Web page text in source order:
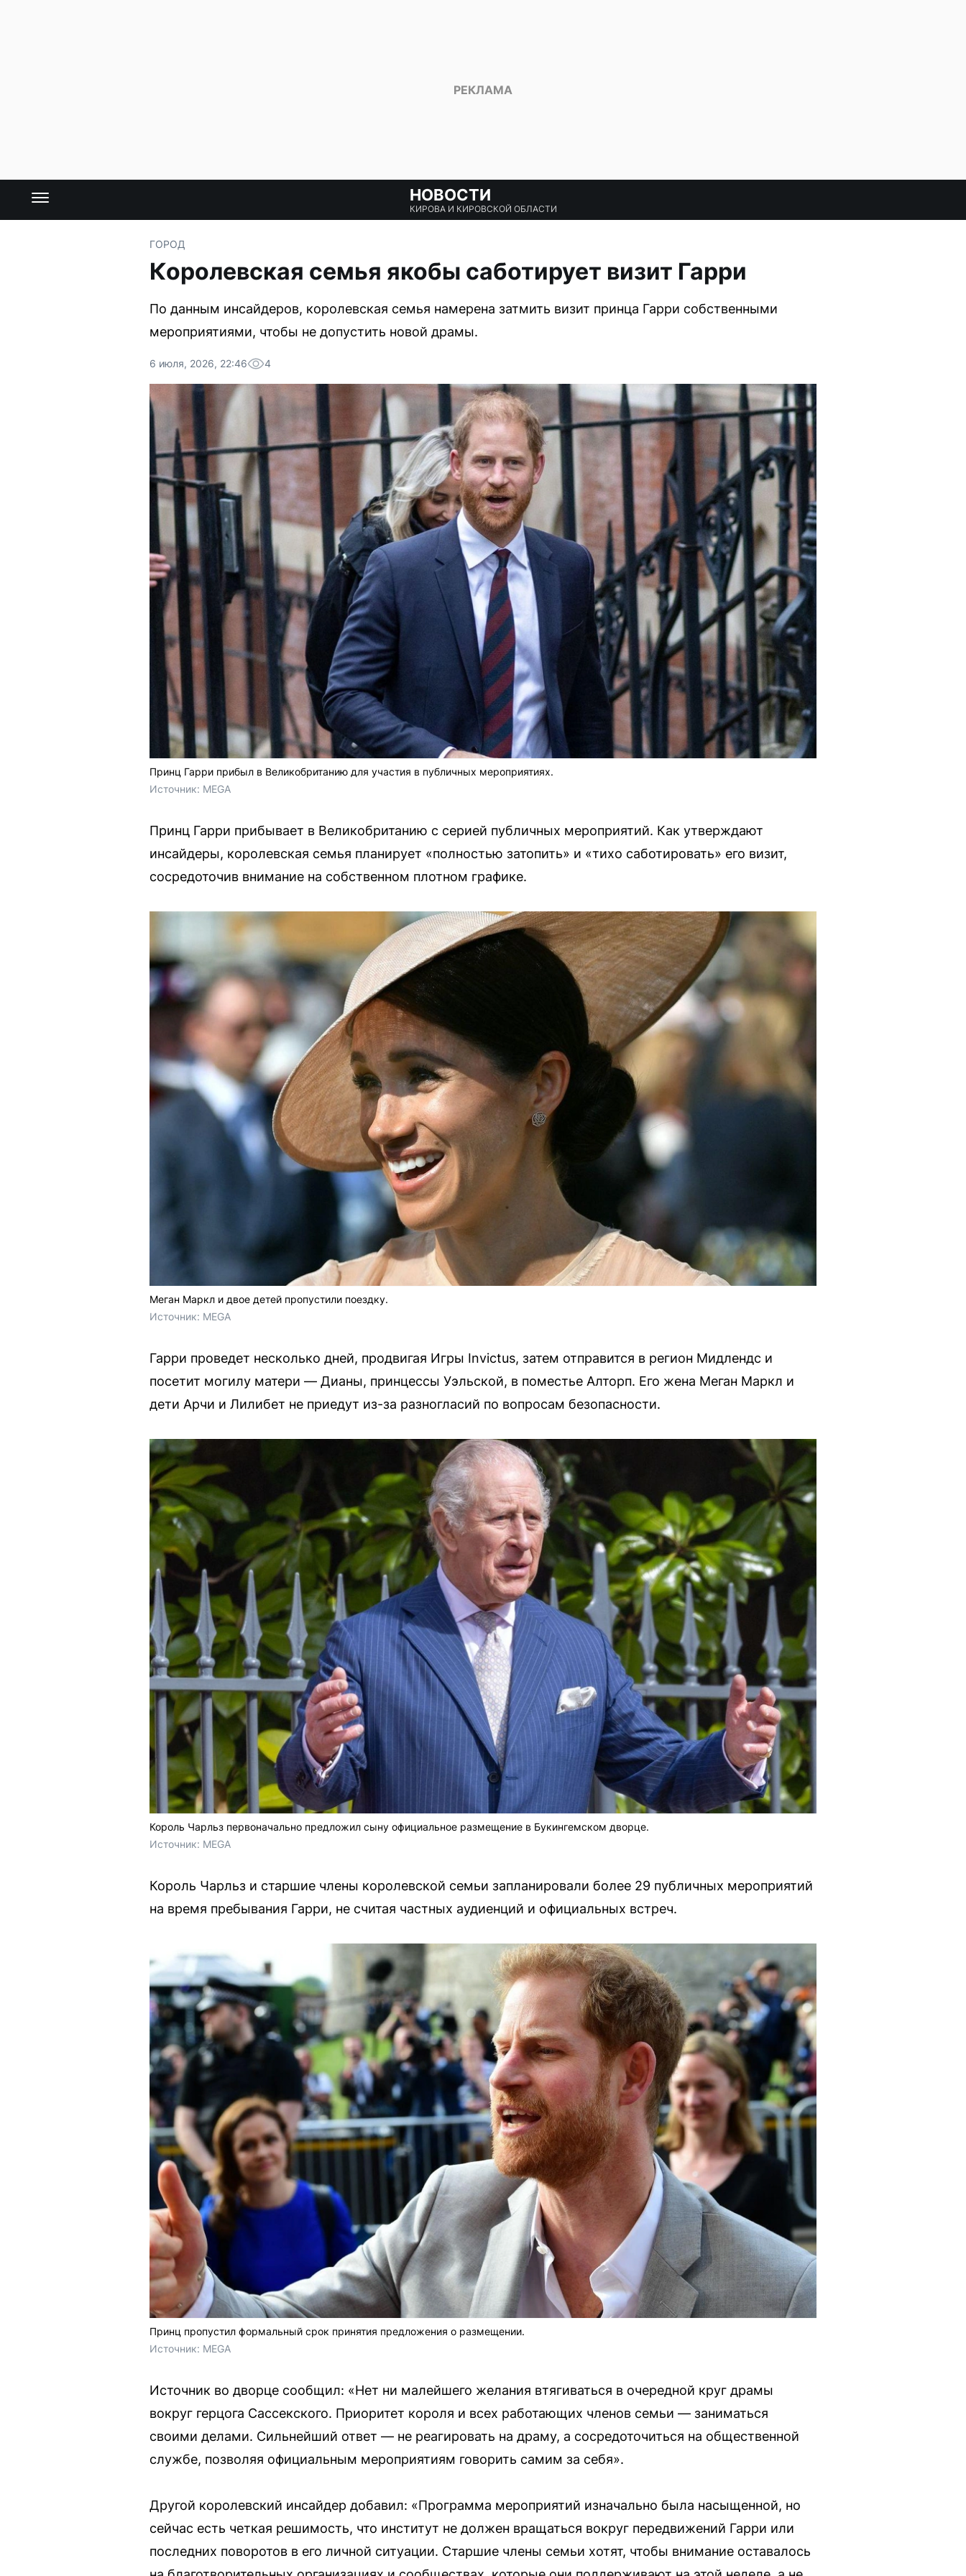
НОВОСТИ
КИРОВА И КИРОВСКОЙ ОБЛАСТИ
ГОРОД
Королевская семья якобы саботирует визит Гарри
По данным инсайдеров, королевская семья намерена затмить визит принца Гарри собственными
мероприятиями, чтобы не допустить новой драмы.
6 июля, 2026, 22:46 4
Принц Гарри прибыл в Великобританию для участия в публичных мероприятиях.
Источник: MEGA
Принц Гарри прибывает в Великобританию с серией публичных мероприятий. Как утверждают
инсайдеры, королевская семья планирует «полностью затопить» и «тихо саботировать» его визит,
сосредоточив внимание на собственном плотном графике.
Меган Маркл и двое детей пропустили поездку.
Источник: MEGA
Гарри проведет несколько дней, продвигая Игры Invictus, затем отправится в регион Мидлендс и
посетит могилу матери — Дианы, принцессы Уэльской, в поместье Алторп. Его жена Меган Маркл и
дети Арчи и Лилибет не приедут из-за разногласий по вопросам безопасности.
Король Чарльз первоначально предложил сыну официальное размещение в Букингемском дворце.
Источник: MEGA
Король Чарльз и старшие члены королевской семьи запланировали более 29 публичных мероприятий
на время пребывания Гарри, не считая частных аудиенций и официальных встреч.
Принц пропустил формальный срок принятия предложения о размещении.
Источник: MEGA
Источник во дворце сообщил: «Нет ни малейшего желания втягиваться в очередной круг драмы
вокруг герцога Сассекского. Приоритет короля и всех работающих членов семьи — заниматься
своими делами. Сильнейший ответ — не реагировать на драму, а сосредоточиться на общественной
службе, позволяя официальным мероприятиям говорить самим за себя».
Другой королевский инсайдер добавил: «Программа мероприятий изначально была насыщенной, но
сейчас есть четкая решимость, что институт не должен вращаться вокруг передвижений Гарри или
последних поворотов в его личной ситуации. Старшие члены семьи хотят, чтобы внимание оставалось